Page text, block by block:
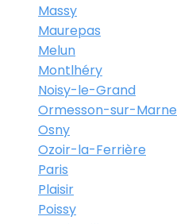
Massy
Maurepas
Melun
Montlhéry
Noisy-le-Grand
Ormesson-sur-Marne
Osny
Ozoir-la-Ferrière
Paris
Plaisir
Poissy